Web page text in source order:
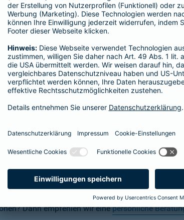
beißt, sind Sie mit der
Dritter geschützt.
für Hunde abschließen
am Herzen? Uns auch. Sie sorgen täglich
sollten Sie für den Ernstfall mit einer
Egal ob zuhause oder unterwegs. Schon
Ihr Liebling unter Narkose operiert werden
Ihren Hund mit einer Hunde-OP-Versicherung.
Dann empfehlen wir einepersönliche